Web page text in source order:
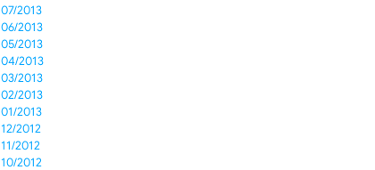
07/2013
06/2013
05/2013
04/2013
03/2013
02/2013
01/2013
12/2012
11/2012
10/2012